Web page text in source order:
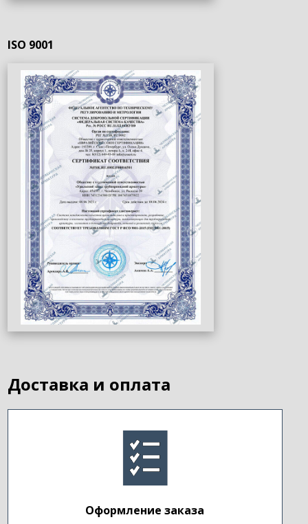
ISO 9001
Доставка и оплата
Оформление заказа